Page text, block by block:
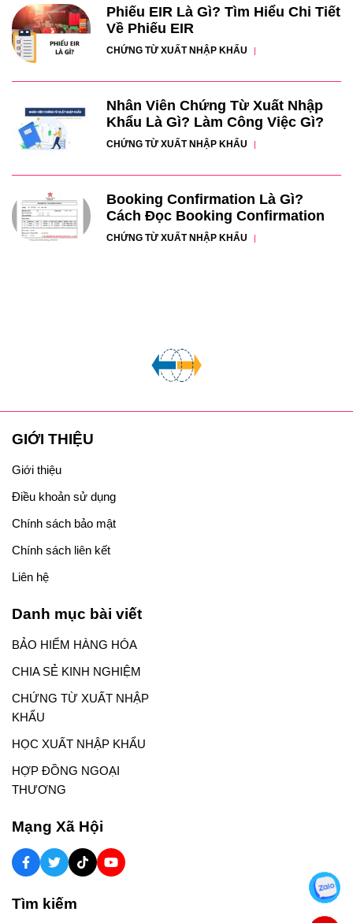
Phiếu EIR Là Gì? Tìm Hiểu Chi Tiết
Về Phiếu EIR
CHỨNG TỪ XUẤT NHẬP KHẨU
Nhân Viên Chứng Từ Xuất Nhập
Khẩu Là Gì? Làm Công Việc Gì?
CHỨNG TỪ XUẤT NHẬP KHẨU
Booking Confirmation Là Gì?
Cách Đọc Booking Confirmation
CHỨNG TỪ XUẤT NHẬP KHẨU
GIỚI THIỆU
Giới thiệu
Điều khoản sử dụng
Chính sách bảo mật
Chính sách liên kết
Liên hệ
Danh mục bài viết
BẢO HIỂM HÀNG HÓA
CHIA SẺ KINH NGHIỆM
CHỨNG TỪ XUẤT NHẬP
KHẨU
HỌC XUẤT NHẬP KHẨU
HỢP ĐỒNG NGOẠI
THƯƠNG
Mạng Xã Hội
Tìm kiếm